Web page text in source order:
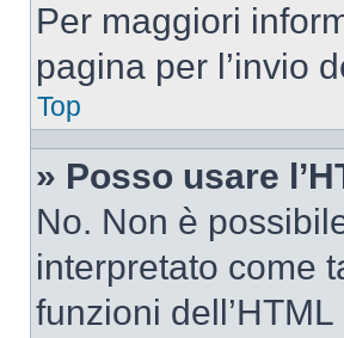
Per maggiori
pagina per l’invio
Top
» Posso usare
No. Non è
interpretato come
funzioni